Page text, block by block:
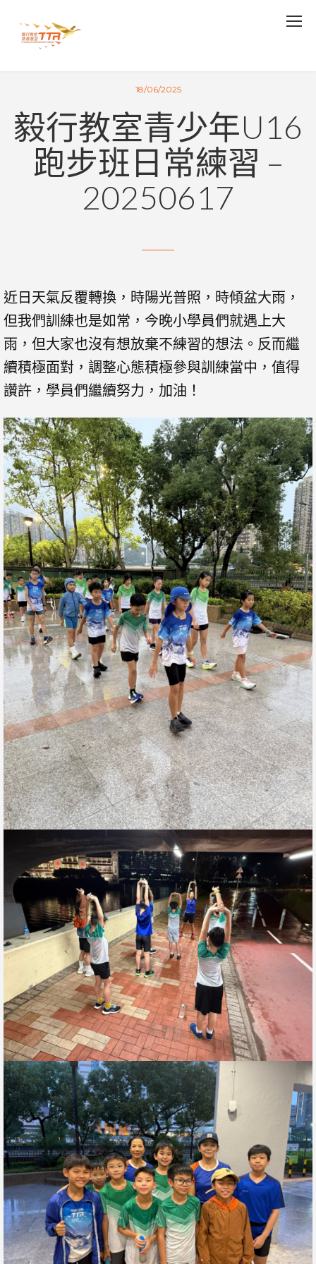
18/06/2025
毅行教室青少年U16
跑步班日常練習 –
20250617
近日天氣反覆轉換，時陽光普照，時傾盆大雨，
但我們訓練也是如常，今晚小學員們就遇上大
雨，但大家也沒有想放棄不練習的想法。反而繼
續積極面對，調整心態積極參與訓練當中，值得
讚許，學員們繼續努力，加油！